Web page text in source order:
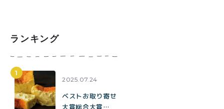
ランキング
2025.07.24
ベストお取り寄せ
大賞総合大賞